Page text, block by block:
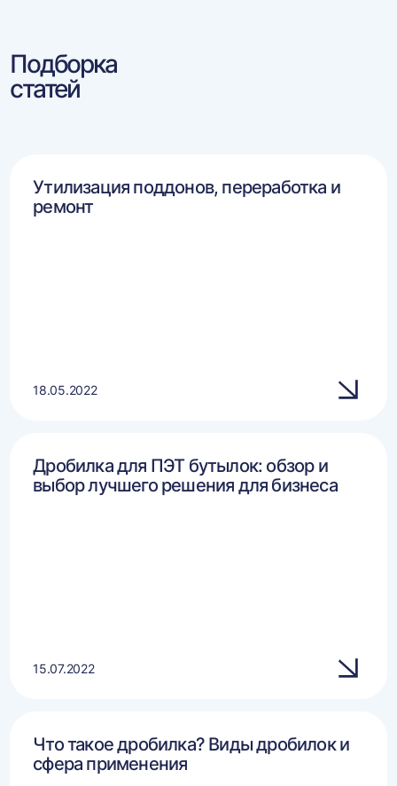
Подборка
статей
Утилизация поддонов, переработка и
ремонт
18.05.2022
Дробилка для ПЭТ бутылок: обзор и
выбор лучшего решения для бизнеса
15.07.2022
Что такое дробилка? Виды дробилок и
сфера применения